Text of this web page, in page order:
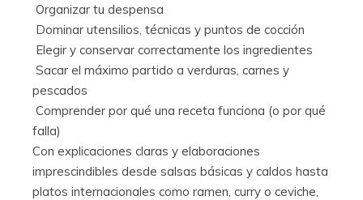
 Organizar tu despensa
 Dominar utensilios, técnicas y puntos de cocción
 Elegir y conservar correctamente los ingredientes
 Sacar el máximo partido a verduras, carnes y
pescados
 Comprender por qué una receta funciona (o por qué
falla)
Con explicaciones claras y elaboraciones
imprescindibles desde salsas básicas y caldos hasta
platos internacionales como ramen, curry o ceviche,